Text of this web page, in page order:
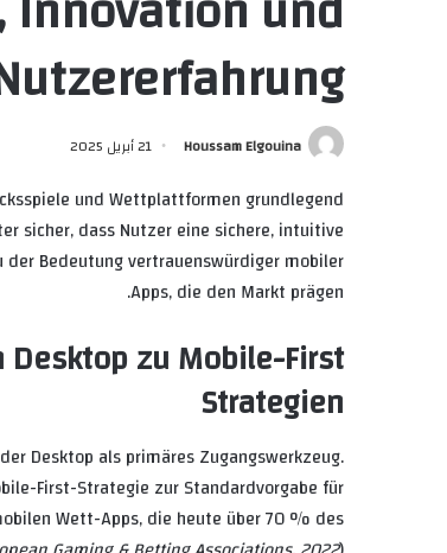
Houssam Elgouina 21 أبريل 2025
und Wettplattformen grundlegend
sicher, dass Nutzer eine sichere, intuitive
Bedeutung vertrauenswürdiger mobiler
Apps, die den Markt prägen.
Desktop zu Mobile-First
Strategien
Desktop als primäres Zugangswerkzeug.
First-Strategie zur Standardvorgabe für
Wett-Apps, die heute über 70 % des